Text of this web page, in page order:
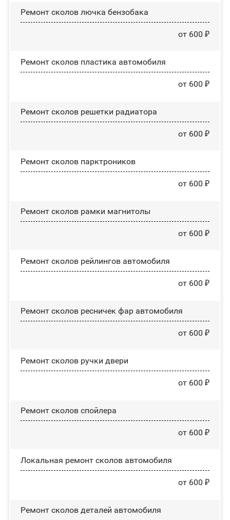
Ремонт сколов лючка бензобака
от 600 ₽
Ремонт сколов пластика автомобиля
от 600 ₽
Ремонт сколов решетки радиатора
от 600 ₽
Ремонт сколов парктроников
от 600 ₽
Ремонт сколов рамки магнитолы
от 600 ₽
Ремонт сколов рейлингов автомобиля
от 600 ₽
Ремонт сколов ресничек фар автомобиля
от 600 ₽
Ремонт сколов ручки двери
от 600 ₽
Ремонт сколов спойлера
от 600 ₽
Локальная ремонт сколов автомобиля
от 600 ₽
Ремонт сколов деталей автомобиля